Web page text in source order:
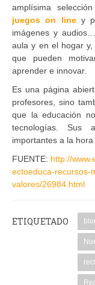
amplísima
juegos on liney
imágenes y
aula y en el hogar
que pueden
aprender e innovar.
Es una página
profesores, sino
que la educación
tecnologías. Sus
importantes a la
FUENTE: http://
ectoeduca-recursos-
valores/26984.html
ETIQUETADO